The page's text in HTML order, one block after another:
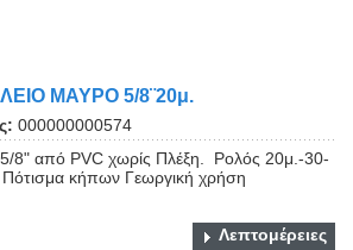
ΜΑΥΡΟ 5/8¨20μ.
000000000574
8" από PVC χωρίς Πλέξη. Ρολός 20μ.-30-
κήπων Γεωργική χρήση
Λεπτομέρειες